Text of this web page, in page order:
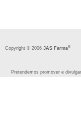
Copyright © 2006 JAS Farma®
Pretendemos promover e